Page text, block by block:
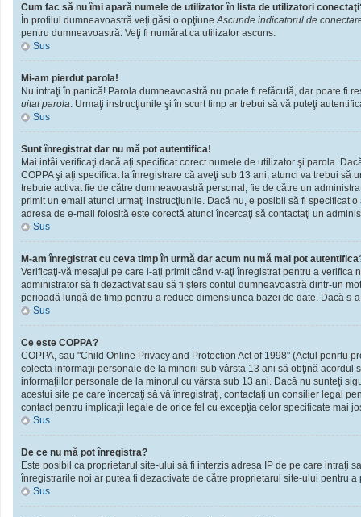
Cum fac să nu îmi apară numele de utilizator în lista de utilizatori
În profilul dumneavoastră veţi găsi o opţiuneAscunde indicatorul de
pentru dumneavoastră. Veţi fi numărat ca utilizator ascuns.
Sus
Mi-am pierdut parola!
Nu intraţi în panică! Parola dumneavoastră nu poate fi refăcută, dar poate fi
uitat parola. Urmaţi instrucţiunile şi în scurt timp ar trebui să vă puteţi
Sus
Sunt înregistrat dar nu mă pot autentifica!
Mai intâi verificaţi dacă aţi specificat corect numele de utilizator şi parola.
COPPA şi aţi specificat la înregistrare că aveţi sub 13 ani, atunci va trebui
trebuie activat fie de către dumneavoastră personal, fie de către un
primit un email atunci urmaţi instrucţiunile. Dacă nu, e posibil să fi specificat
adresa de e-mail folosită este corectă atunci încercaţi să contactaţi un
Sus
M-am înregistrat cu ceva timp în urmă dar acum nu mă mai pot
Verificaţi-vă mesajul pe care l-aţi primit când v-aţi înregistrat pentru a
administrator să fi dezactivat sau să fi şters contul dumneavoastră dintr-un
perioadă lungă de timp pentru a reduce dimensiunea bazei de date. Dacă
Sus
Ce este COPPA?
COPPA, sau "Child Online Privacy and Protection Act of 1998" (Actul penrtu
colecta informaţii personale de la minorii sub vârsta 13 ani să obţină
informaţiilor personale de la minorul cu vârsta sub 13 ani. Dacă nu sunteţi
acestui site pe care încercaţi să vă înregistraţi, contactaţi un consilier legal
contact pentru implicaţii legale de orice fel cu excepţia celor specificate mai
Sus
De ce nu mă pot înregistra?
Este posibil ca proprietarul site-ului să fi interzis adresa IP de pe care intraţi
înregistrarile noi ar putea fi dezactivate de către proprietarul site-ului pentru
Sus